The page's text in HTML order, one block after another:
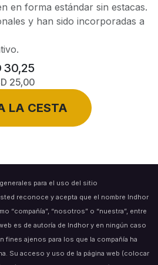
en forma estándar sin estacas.
y han sido incorporadas a
30,25
25,00
LA CESTA
para el uso del sitio
reconoce y acepta que el nombre Indhor
“compañía”, “nosotros” o “nuestra”, entre
es de autoría de Indhor y en ningún caso
fines ajenos para los que la compañía ha
Su acceso y uso de la página web (colocar